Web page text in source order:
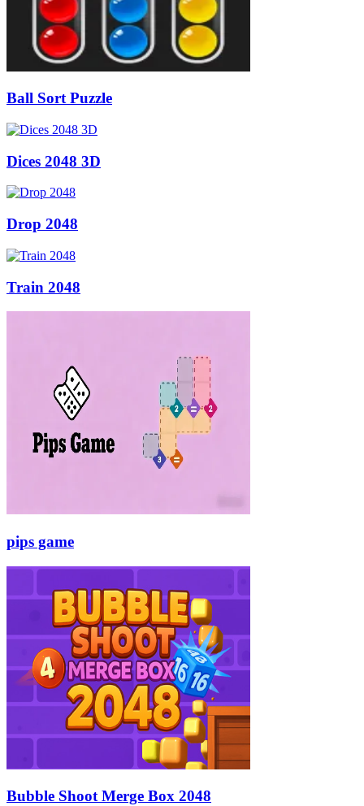
Ball Sort Puzzle
Dices 2048 3D
Drop 2048
Train 2048
pips game
Bubble Shoot Merge Box 2048